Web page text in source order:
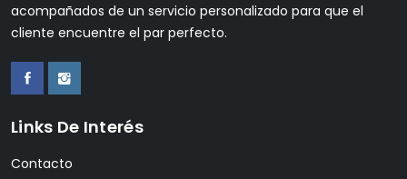
acompañados de un servicio personalizado para que el
cliente encuentre el par perfecto.
Links De Interés
Contacto